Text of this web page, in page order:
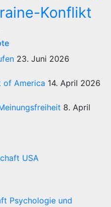
Konflikt
23. Juni 2026
of America 14. April 2026
8. April
USA
Psychologie und